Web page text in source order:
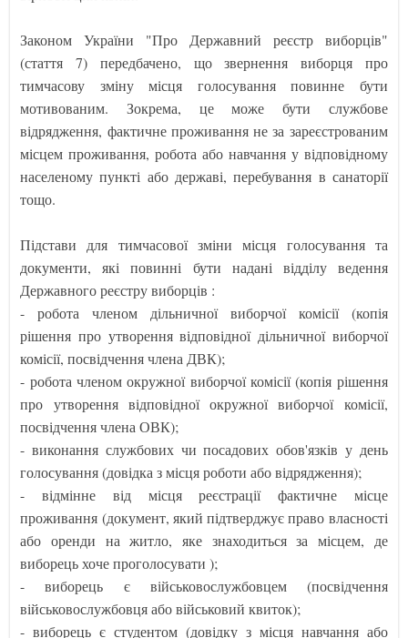
Законом України "Про Державний реєстр виборців"
(стаття 7) передбачено, що звернення виборця про
тимчасову зміну місця голосування повинне бути
мотивованим. Зокрема, це може бути службове
відрядження, фактичне проживання не за зареєстрованим
місцем проживання, робота або навчання у відповідному
населеному пункті або державі, перебування в санаторії
тощо.
Підстави для тимчасової зміни місця голосування та
документи, які повинні бути надані відділу ведення
Державного реєстру виборців :
- робота членом дільничної виборчої комісії (копія
рішення про утворення відповідної дільничної виборчої
комісії, посвідчення члена ДВК);
- робота членом окружної виборчої комісії (копія рішення
про утворення відповідної окружної виборчої комісії,
посвідчення члена ОВК);
- виконання службових чи посадових обов'язків у день
голосування (довідка з місця роботи або відрядження);
- відмінне від місця реєстрації фактичне місце
проживання (документ, який підтверджує право власності
або оренди на житло, яке знаходиться за місцем, де
виборець хоче проголосувати );
- виборець є військовослужбовцем (посвідчення
військовослужбовця або військовий квиток);
- виборець є студентом (довідку з місця навчання або